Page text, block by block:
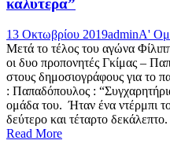
καλύτερα”
13 Οκτωβρίου 2019adminΑ'
Μετά το τέλος του αγώνα
οι δυο προπονητές Γκίμας –
στους δημοσιογράφους για το
: Παπαδόπουλος :
ομάδα του. Ήταν ένα ντέρμπι
δεύτερο και τέταρτο
Read More